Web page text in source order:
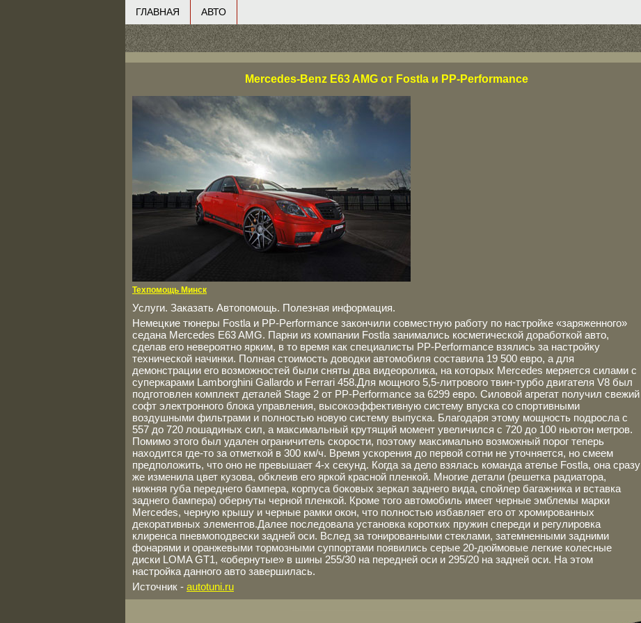
ГЛАВНАЯ АВТО
Mercedes-Benz E63 AMG от Fostla и PP-Performance
Техпомощь Минск
Услуги. Заказать Автопомощь. Полезная информация.
Немецкие тюнеры Fostla и PP-Performance закончили совместную работу по настройке «заряженного»
седана Mercedes E63 AMG. Парни из компании Fostla занимались косметической доработкой авто,
сделав его невероятно ярким, в то время как специалисты PP-Performance взялись за настройку
технической начинки. Полная стоимость доводки автомобиля составила 19 500 евро, а для
демонстрации его возможностей были сняты два видеоролика, на которых Mercedes меряется силами с
суперкарами Lamborghini Gallardo и Ferrari 458.Для мощного 5,5-литрового твин-турбо двигателя V8 был
подготовлен комплект деталей Stage 2 от PP-Performance за 6299 евро. Силовой агрегат получил свежий
софт электронного блока управления, высокоэффективную систему впуска со спортивными
воздушными фильтрами и полностью новую систему выпуска. Благодаря этому мощность подросла с
557 до 720 лошадиных сил, а максимальный крутящий момент увеличился с 720 до 100 ньютон метров.
Помимо этого был удален ограничитель скорости, поэтому максимально возможный порог теперь
находится где-то за отметкой в 300 км/ч. Время ускорения до первой сотни не уточняется, но смеем
предположить, что оно не превышает 4-х секунд. Когда за дело взялась команда ателье Fostla, она сразу
же изменила цвет кузова, обклеив его яркой красной пленкой. Многие детали (решетка радиатора,
нижняя губа переднего бампера, корпуса боковых зеркал заднего вида, спойлер багажника и вставка
заднего бампера) обернуты черной пленкой. Кроме того автомобиль имеет черные эмблемы марки
Mercedes, черную крышу и черные рамки окон, что полностью избавляет его от хромированных
декоративных элементов.Далее последовала установка коротких пружин спереди и регулировка
клиренса пневмоподвески задней оси. Вслед за тонированными стеклами, затемненными задними
фонарями и оранжевыми тормозными суппортами появились серые 20-дюймовые легкие колесные
диски LOMA GT1, «обернутые» в шины 255/30 на передней оси и 295/20 на задней оси. На этом
настройка данного авто завершилась.
Источник - autotuni.ru